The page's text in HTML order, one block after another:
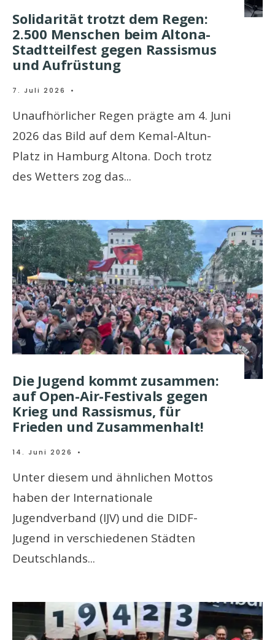
Solidarität trotzt dem Regen:
2.500 Menschen beim Altona-
Stadtteilfest gegen Rassismus
und Aufrüstung
7. Juli 2026 •
Unaufhörlicher Regen prägte am 4. Juni
2026 das Bild auf dem Kemal-Altun-
Platz in Hamburg Altona. Doch trotz
des Wetters zog das...
Die Jugend kommt zusammen:
auf Open-Air-Festivals gegen
Krieg und Rassismus, für
Frieden und Zusammenhalt!
14. Juni 2026 •
Unter diesem und ähnlichen Mottos
haben der Internationale
Jugendverband (IJV) und die DIDF-
Jugend in verschiedenen Städten
Deutschlands...